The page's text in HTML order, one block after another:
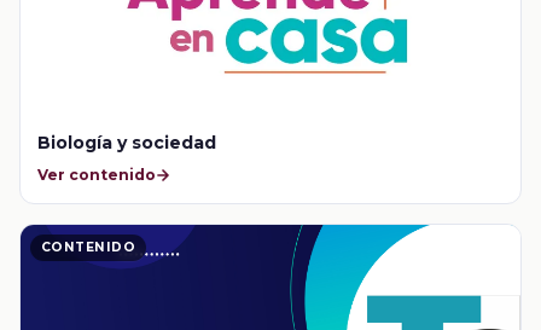
Biología y sociedad
Ver contenido
CONTENIDO